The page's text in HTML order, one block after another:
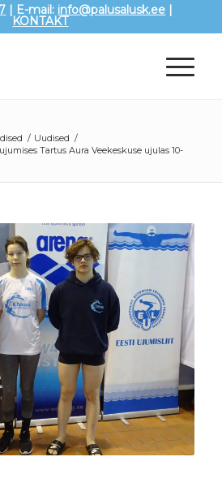
| E-mail: info@palusalusk.ee |
KONTAKT
/ Uudised /
Tartus Aura Veekeskuse ujulas 10-